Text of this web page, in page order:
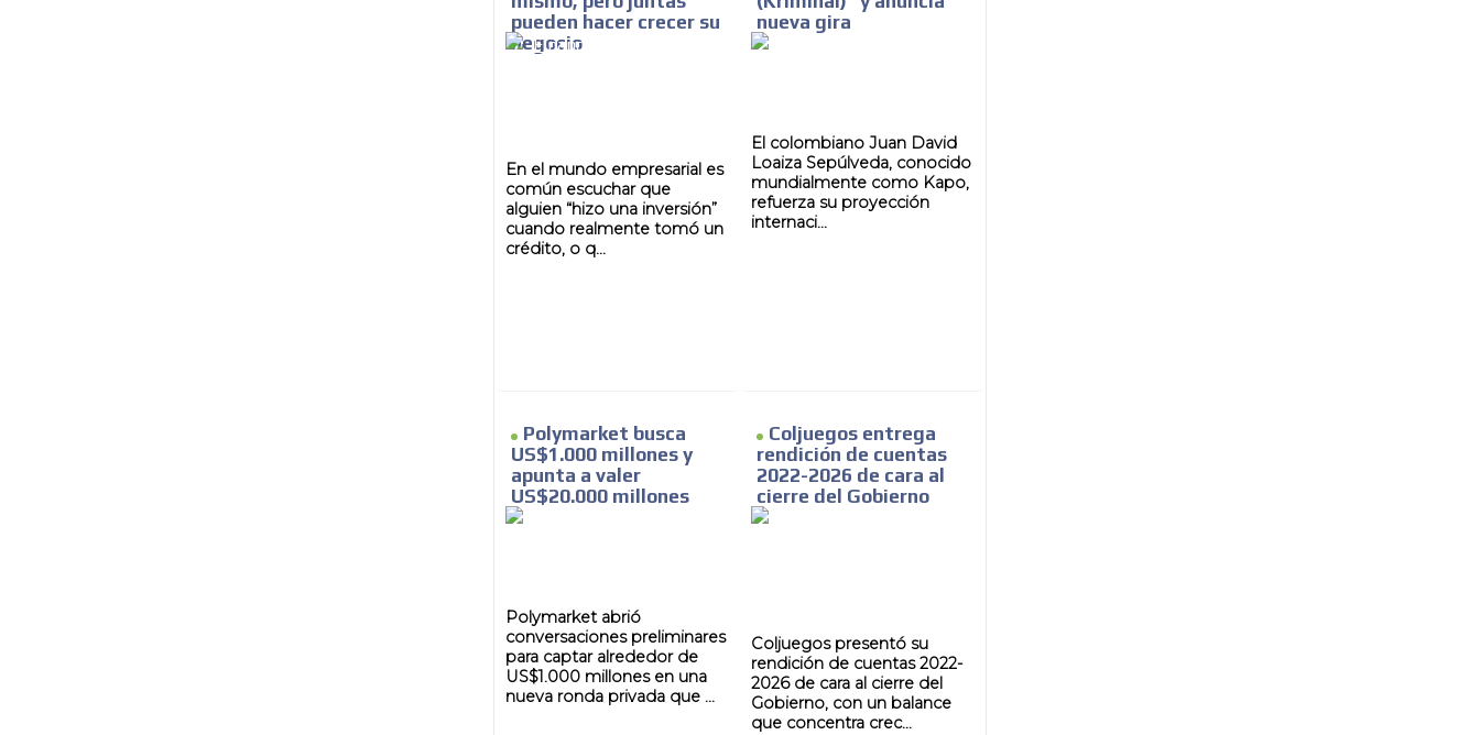
pueden hacer crecer su
negocio
En el mundo empresarial es
común escuchar que
alguien “hizo una inversión”
cuando realmente tomó un
crédito, o q...
nueva gira
El colombiano Juan David
Loaiza Sepúlveda, conocido
mundialmente como Kapo,
refuerza su proyección
internaci...
Polymarket busca
US$1.000 millones y
apunta a valer
US$20.000 millones
Polymarket abrió
conversaciones preliminares
para captar alrededor de
US$1.000 millones en una
nueva ronda privada que ...
Coljuegos entrega
rendición de cuentas
2022-2026 de cara al
cierre del Gobierno
Coljuegos presentó su
rendición de cuentas 2022-
2026 de cara al cierre del
Gobierno, con un balance
que concentra crec...